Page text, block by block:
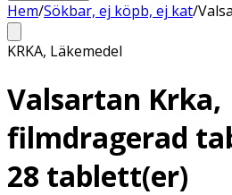
Hem/Sökbar, ej köpb, ej kat/
KRKA, Läkemedel
Valsartan Krka,
filmdragerad
28 tablett(er)